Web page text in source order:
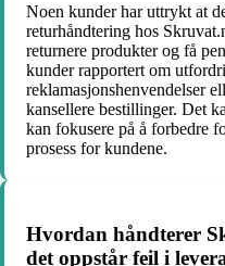
Noen kunder har uttrykt at
returhåndtering hos
returnere produkter og få
kunder rapportert om
reklamasjonshenvendelser
kansellere bestillinger. Det
kan fokusere på å forbedre
prosess for kundene.
Hvordan håndterer
det oppstår feil i